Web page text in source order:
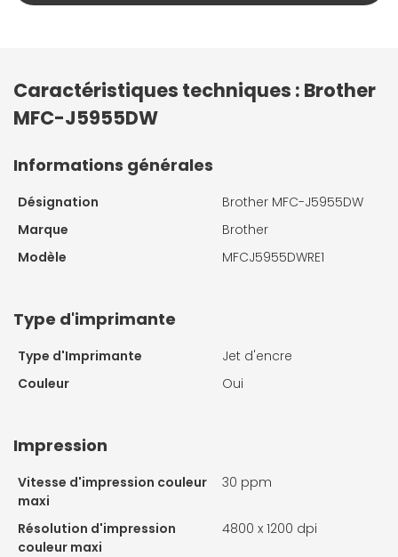
Caractéristiques techniques : Brother
MFC-J5955DW
Informations générales
Désignation
Brother MFC-J5955DW
Marque
Brother
Modèle
MFCJ5955DWRE1
Type d'imprimante
Type d'Imprimante
Jet d'encre
Couleur
Oui
Impression
Vitesse d'impression couleur
maxi
30 ppm
Résolution d'impression
couleur maxi
4800 x 1200 dpi